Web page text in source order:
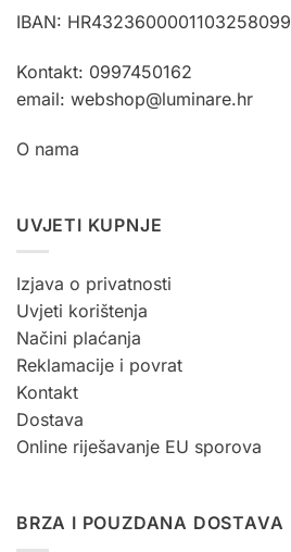
IBAN: HR4323600001103258099
Kontakt: 0997450162
email: webshop@luminare.hr
O nama
UVJETI KUPNJE
Izjava o privatnosti
Uvjeti korištenja
Načini plaćanja
Reklamacije i povrat
Kontakt
Dostava
Online riješavanje EU sporova
BRZA I POUZDANA DOSTAVA